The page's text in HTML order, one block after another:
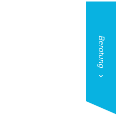
Beratung